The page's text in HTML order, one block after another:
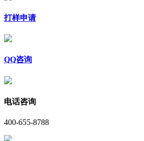
打样申请
QQ咨询
电话咨询
400-655-8788